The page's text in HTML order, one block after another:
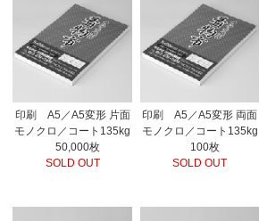
印刷 A5／A5変形 片面
モノクロ／コート135kg
50,000枚
SOLD OUT
印刷 A5／A5変形 両面
モノクロ／コート135kg
100枚
SOLD OUT